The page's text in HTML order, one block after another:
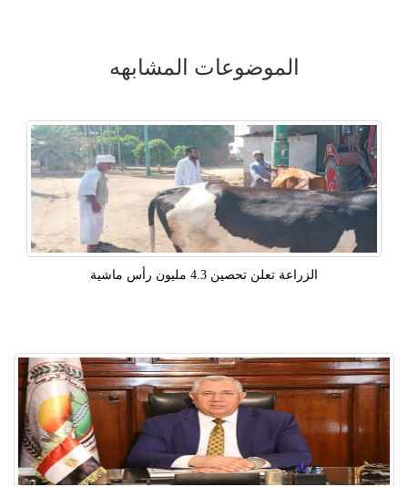
الموضوعات المشابهه
الزراعة تعلن تحصين 4.3 مليون رأس ماشية